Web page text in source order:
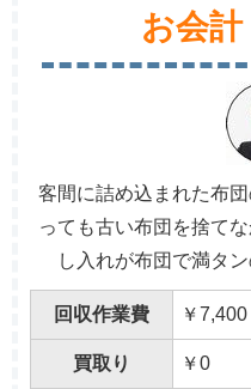
お会
客間に詰め込まれた布
っても古い布団を捨て
し入れが布団で満タ
回収作業費 ￥7,400
買取り ￥0